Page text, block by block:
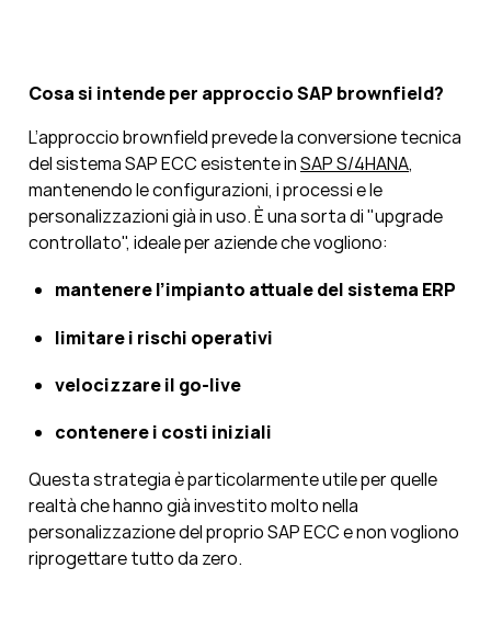
Cosa si intende per approccio SAP brownfield?
L’approccio brownfield prevede la conversione tecnica
del sistema SAP ECC esistente inSAP S/4HANA,
mantenendo le configurazioni, i processi e le
personalizzazioni già in uso. È una sorta di "upgrade
controllato", ideale per aziende che vogliono:
mantenere l’impianto attuale del sistema ERP
limitare i rischi operativi
velocizzare il go-live
contenere i costi iniziali
Questa strategia è particolarmente utile per quelle
realtà che hanno già investito molto nella
personalizzazione del proprio SAP ECC e non vogliono
riprogettare tutto da zero.